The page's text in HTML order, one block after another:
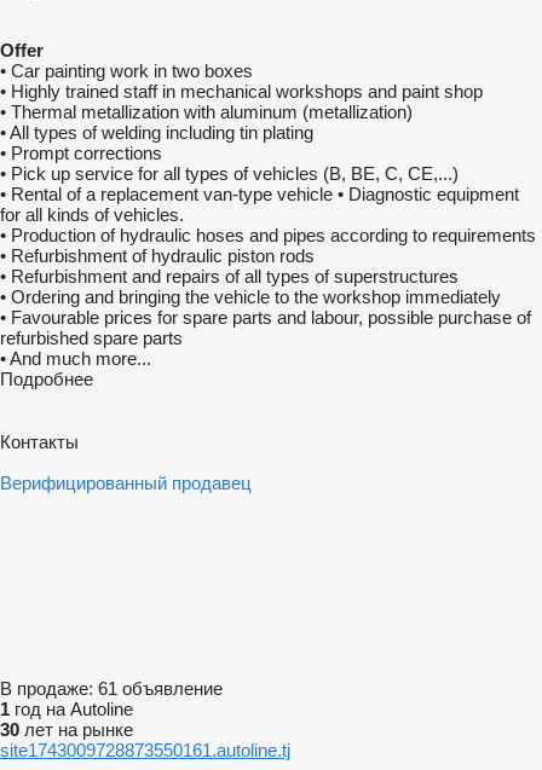
Offer
• Car painting work in two boxes
• Highly trained staff in mechanical workshops and paint shop
• Thermal metallization with aluminum (metallization)
• All types of welding including tin plating
• Prompt corrections
• Pick up service for all types of vehicles (B, BE, C, CE,...)
• Rental of a replacement van-type vehicle • Diagnostic equipment
for all kinds of vehicles.
• Production of hydraulic hoses and pipes according to requirements
• Refurbishment of hydraulic piston rods
• Refurbishment and repairs of all types of superstructures
• Ordering and bringing the vehicle to the workshop immediately
• Favourable prices for spare parts and labour, possible purchase of
refurbished spare parts
• And much more...
Подробнее
Контакты
Верифицированный продавец
В продаже: 61 объявление
1 год на Autoline
30 лет на рынке
site1743009728873550161.autoline.tj